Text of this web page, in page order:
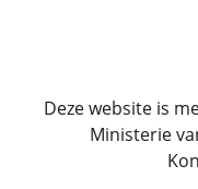
Deze website is
Ministerie